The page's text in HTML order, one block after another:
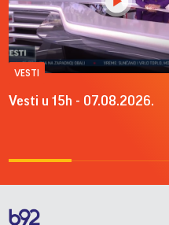
VESTI
Vesti u 15h - 07.08.2026.